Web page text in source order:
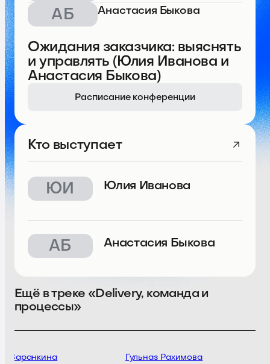
АБ Анастасия Быкова
Ожидания заказчика: выяснять
и управлять (Юлия Иванова и
Анастасия Быкова)
Расписание конференции
Кто выступает
ЮИ Юлия Иванова
АБ Анастасия Быкова
Ещё в треке «Delivery, команда и
процессы»
Варанкина Гульназ Рахимова